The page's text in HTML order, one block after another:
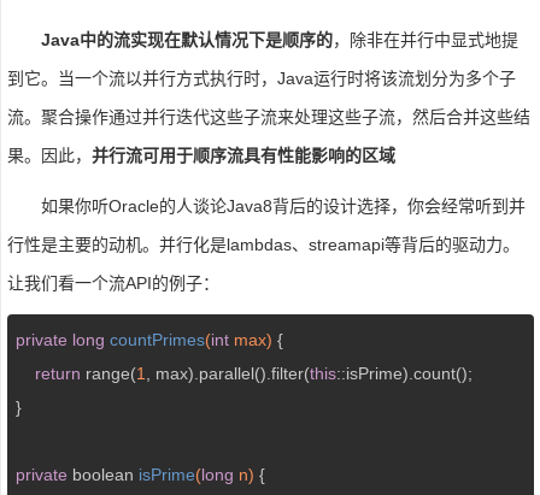
Java中的流实现在默认情况下是顺序的，除非在并行中显式地提
到它。当一个流以并行方式执行时，Java运行时将该流划分为多个子
流。聚合操作通过并行迭代这些子流来处理这些子流，然后合并这些结
果。因此， 并行流可用于顺序流具有性能影响的区域
如果你听Oracle的人谈论Java8背后的设计选择，你会经常听到并
行性是主要的动机。并行化是lambdas、streamapi等背后的驱动力。
让我们看一个流API的例子：
private long countPrimes(int max) {
return range(1 , max).parallel().filter(this::isPrime).count();
}
private boolean isPrime(long n) {